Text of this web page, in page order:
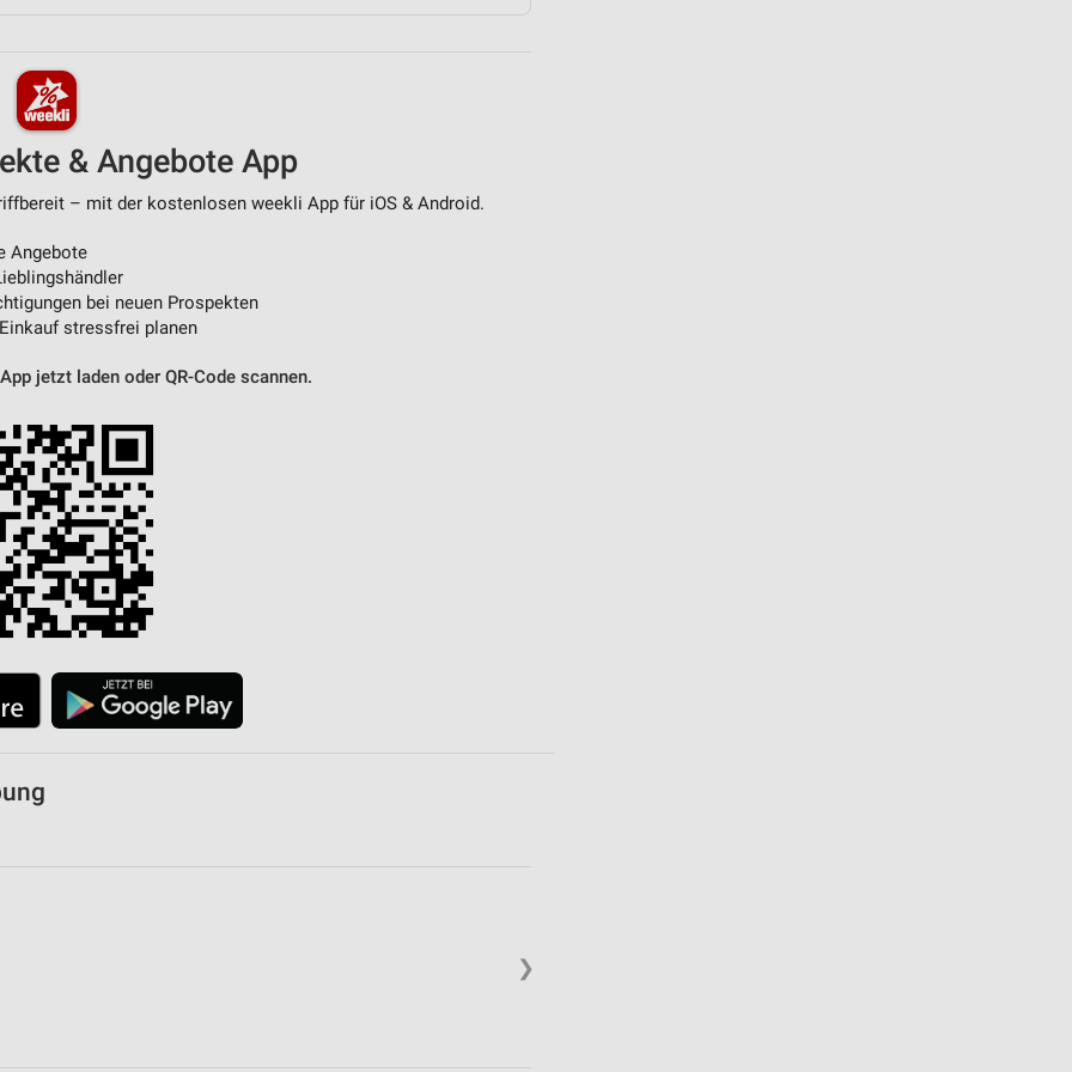
& Angebote App
– mit der kostenlosen weekli App für iOS & Android.
Angebote
bei neuen Prospekten
stressfrei planen
jetzt laden oder QR-Code scannen.
❯